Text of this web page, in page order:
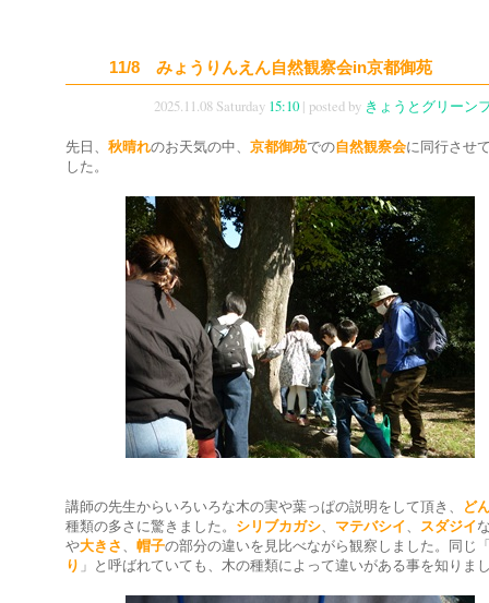
11/8 みょうりんえん自然観察会in京都御苑
2025.11.08 Saturday 15:10 | posted by きょうとグリーン
先日、 秋晴れのお天気の中、 京都御苑での自然観察会に同行させ
した。
講師の先生からいろいろな木の実や葉っぱの説明をして頂き、
ど
種類の多さに驚きました。 シリブカガシ、 マテバシイ、 スダジイ
や大きさ 、 帽子の部分の違いを見比べながら観察しました。同じ
り 」と呼ばれていても、木の種類によって違いがある事を知りま